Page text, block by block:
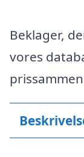
Beklager,
vores